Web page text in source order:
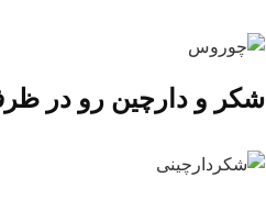
شکر و دارچین رو در